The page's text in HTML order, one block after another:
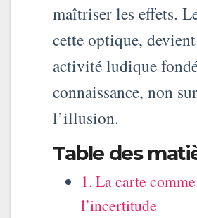
maîtriser les effets.
cette optique,
activité ludique
connaissance, non sur
l’illusion.
Table des
1. La carte
l’incertitude